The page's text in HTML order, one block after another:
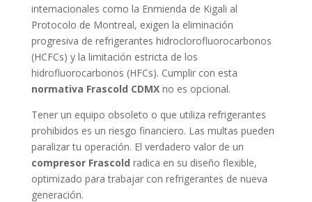
internacionales como la Enmienda de Kigali al
Protocolo de Montreal, exigen la eliminación
progresiva de refrigerantes hidroclorofluorocarbonos
(HCFCs) y la limitación estricta de los
hidrofluorocarbonos (HFCs). Cumplir con esta
normativa Frascold CDMXno es opcional.
Tener un equipo obsoleto o que utiliza refrigerantes
prohibidos es un riesgo financiero. Las multas pueden
paralizar tu operación. El verdadero valor de un
compresor Frascold radica en su diseño flexible,
optimizado para trabajar con refrigerantes de nueva
generación.